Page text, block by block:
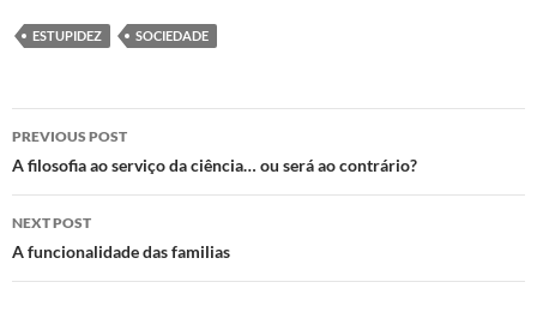
ESTUPIDEZ SOCIEDADE
Post
navigation
PREVIOUS POST
A filosofia ao serviço da ciência… ou será ao contrário?
NEXT POST
A funcionalidade das familias